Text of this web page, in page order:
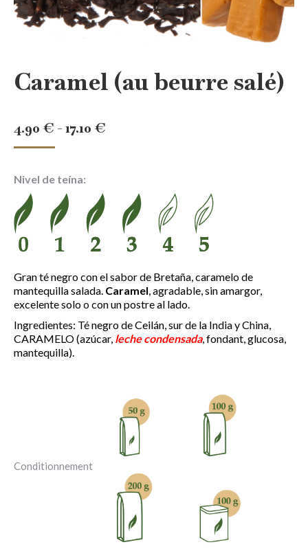
Caramel (au beurre salé)
4.90 € -17.10 €
desde
4.90 €
hasta
17.10 €
Nivel de teína:
Gran té negro con el sabor de Bretaña, caramelo de
mantequilla salada. Caramel, agradable, sin amargor,
excelente solo o con un postre al lado.
Ingredientes: Té negro de Ceilán, sur de la India y China,
CARAMELO (azúcar, leche condensada, fondant, glucosa,
mantequilla).
Conditionnement